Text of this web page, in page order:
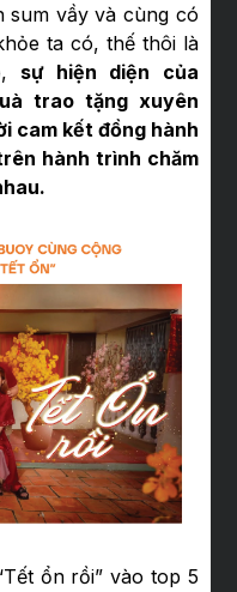
sum vầy và cùng có
ta có, thế thôi là
sự hiện diện của
trao tặng xuyên
cam kết đồng hành
hành trình chăm
ổn rồi” vào top 5